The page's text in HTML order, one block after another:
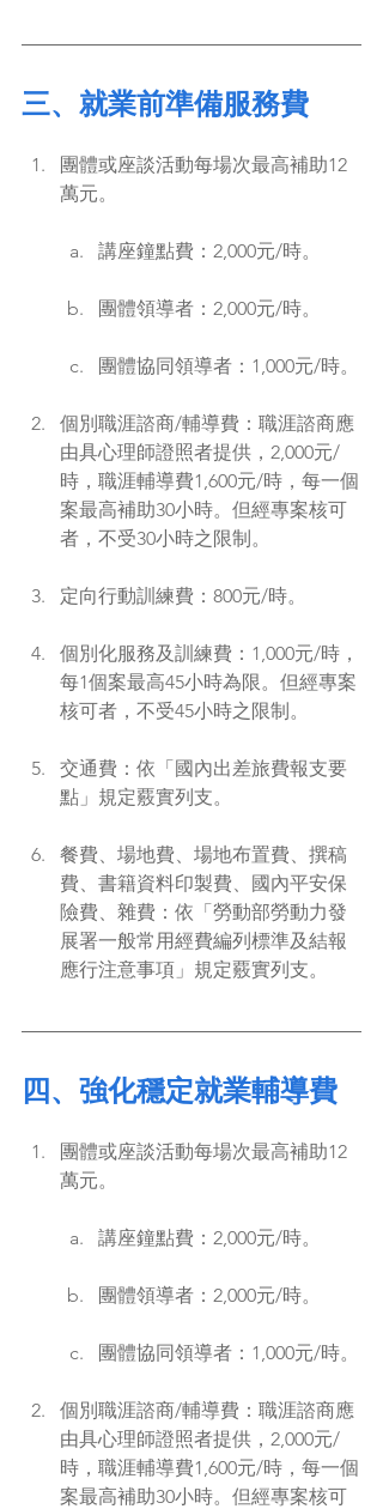
三、就業前準備服務費
團體或座談活動每場次最高補助12
萬元。
講座鐘點費：2,000元/時。
團體領導者：2,000元/時。
團體協同領導者：1,000元/時。
個別職涯諮商/輔導費：職涯諮商應
由具心理師證照者提供，2,000元/
時，職涯輔導費1,600元/時，每一個
案最高補助30小時。但經專案核可
者，不受30小時之限制。
定向行動訓練費：800元/時。
個別化服務及訓練費：1,000元/時，
每1個案最高45小時為限。但經專案
核可者，不受45小時之限制。
交通費：依「國內出差旅費報支要
點」規定覈實列支。
餐費、場地費、場地布置費、撰稿
費、書籍資料印製費、國內平安保
險費、雜費：依「勞動部勞動力發
展署一般常用經費編列標準及結報
應行注意事項」規定覈實列支。
四、強化穩定就業輔導費
團體或座談活動每場次最高補助12
萬元。
講座鐘點費：2,000元/時。
團體領導者：2,000元/時。
團體協同領導者：1,000元/時。
個別職涯諮商/輔導費：職涯諮商應
由具心理師證照者提供，2,000元/
時，職涯輔導費1,600元/時，每一個
案最高補助30小時。但經專案核可